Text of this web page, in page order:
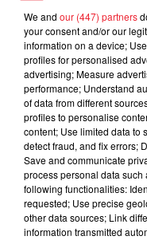
Cet élément est
dépôt de cookies
souhaitez
accord en
Nouvel extrait de la
Timberlake. Pour le
et Justin Timberlake
l'actrice Anna
bienvenue dans le
We and our (447) partners
your consent and/or our
information on a device;
profiles for personalised
advertising; Measure
performance; Understand
of data from different
profiles to personalise
content; Use limited data to
detect fraud, and fix errors;
Save and communicate
process personal data
following functionalities:
requested; Use precise
other data sources; Link
information transmitted